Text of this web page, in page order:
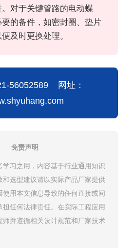
对于关键管路的电动蝶
的备件，如密封圈、垫片
及时更换处理。
56052589 网址：
免责声明
学习之用，内容基于行业通用知识
和选型建议请以实际产品厂家提供
使用本文信息导致的任何直接或间
担任何法律责任。在实际工程应用
师并遵循相关设计规范和厂家技术